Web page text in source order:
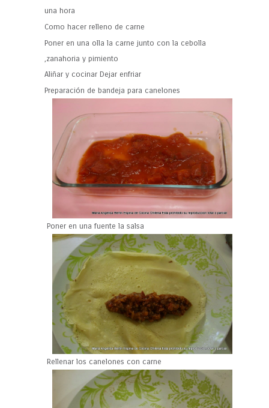
una hora
Como hacer relleno de carne
Poner en una olla la carne junto con la cebolla
,zanahoria y pimiento
Aliñar y cocinar Dejar enfriar
Preparación de bandeja para canelones
Poner en una fuente la salsa
Rellenar los canelones con carne